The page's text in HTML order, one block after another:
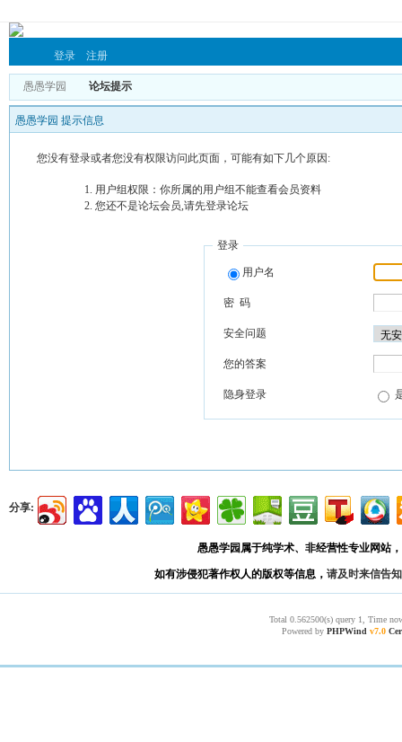
登录 注册
愚愚学园 论坛提示
愚愚学园 提示信息
您没有登录或者您没有权限访问此页面，可能有如下几个原因:
用户组权限：你所属的用户组不能查看会员资料
您还不是论坛会员,请先登录论坛
登录
用户名
密 码
安全问题
您的答案
隐身登录
分享:
愚愚学园属于纯学术、非经营性专业网站
如有涉侵犯著作权人的版权等信息， 请及时来信告知
Total 0.562500(s) query 1, Time
Powered by PHPWind v7.0